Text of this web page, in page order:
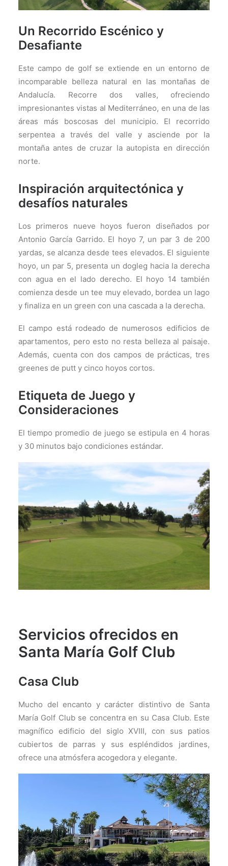
Un Recorrido Escénico y
Desafiante
Este campo de golf se extiende en un entorno de
incomparable belleza natural en las montañas de
Andalucía. Recorre dos valles, ofreciendo
impresionantes vistas al Mediterráneo, en una de las
áreas más boscosas del municipio. El recorrido
serpentea a través del valle y asciende por la
montaña antes de cruzar la autopista en dirección
norte.
Inspiración arquitectónica y
desafíos naturales
Los primeros nueve hoyos fueron diseñados por
Antonio García Garrido. El hoyo 7, un par 3 de 200
yardas, se alcanza desde tees elevados. El siguiente
hoyo, un par 5, presenta un dogleg hacia la derecha
con agua en el lado derecho. El hoyo 14 también
comienza desde un tee muy elevado, bordea un lago
y finaliza en un green con una cascada a la derecha.
El campo está rodeado de numerosos edificios de
apartamentos, pero esto no resta belleza al paisaje.
Además, cuenta con dos campos de prácticas, tres
greenes de putt y cinco hoyos cortos.
Etiqueta de Juego y
Consideraciones
El tiempo promedio de juego se estipula en 4 horas
y 30 minutos bajo condiciones estándar.
Servicios ofrecidos en
Santa María Golf Club
Casa Club
Mucho del encanto y carácter distintivo de Santa
María Golf Club se concentra en su Casa Club. Este
magnífico edificio del siglo XVIII, con sus patios
cubiertos de parras y sus espléndidos jardines,
ofrece una atmósfera acogedora y elegante.